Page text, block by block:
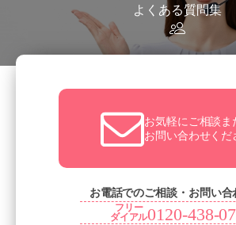
よくある質問集
お気軽にご相談ま
お問い合わせくだ
お電話でのご相談・お問い合
フリー
ダイアル0120-438-